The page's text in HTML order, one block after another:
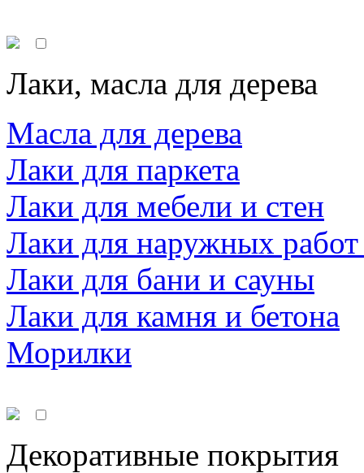
Лаки, масла для дерева
Масла для дерева
Лаки для паркета
Лаки для мебели и стен
Лаки для наружных
Лаки для бани и сауны
Лаки для камня и бетона
Морилки
Декоративные покрытия